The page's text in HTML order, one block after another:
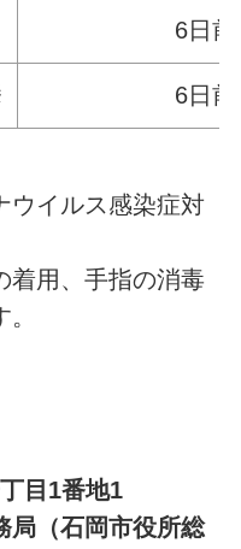
6日
6日
ウイルス感染症対
着用、手指の消毒
目1番地1
局（石岡市役所総